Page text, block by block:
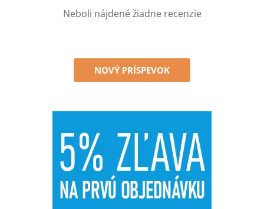
Neboli nájdené žiadne recenzie
NOVÝ PRÍSPEVOK